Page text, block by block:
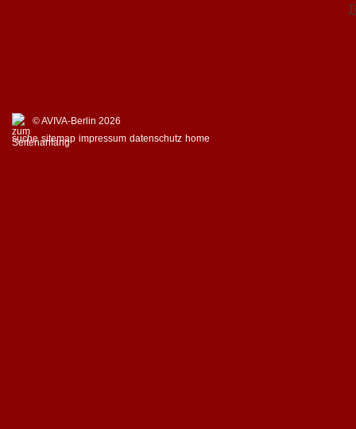
© AVIVA-Berlin 2026
suche sitemap impressum datenschutz home